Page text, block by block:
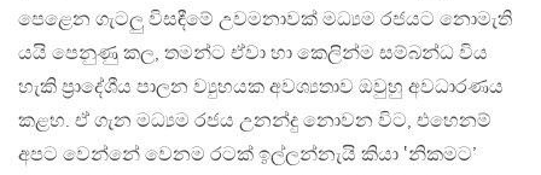
පෙළෙන ගැටලු විසඳීමේ උවමනාවක් මධ්‍යම රජයට නොමැති
යයි පෙනුණු කල, තමන්ට ඒවා හා කෙලින්ම සම්බන්ධ විය
හැකි ප්‍රාදේශීය පාලන ව්‍යුහයක අවශ්‍යතාව ඔවුහු අවධාරණය
කළහ. ඒ ගැන මධ්‍යම රජය උනන්දු නොවන විට, එහෙනම්
අපට වෙන්නේ වෙනම රටක් ඉල්ලන්නැයි කියා ‛නිකමට’